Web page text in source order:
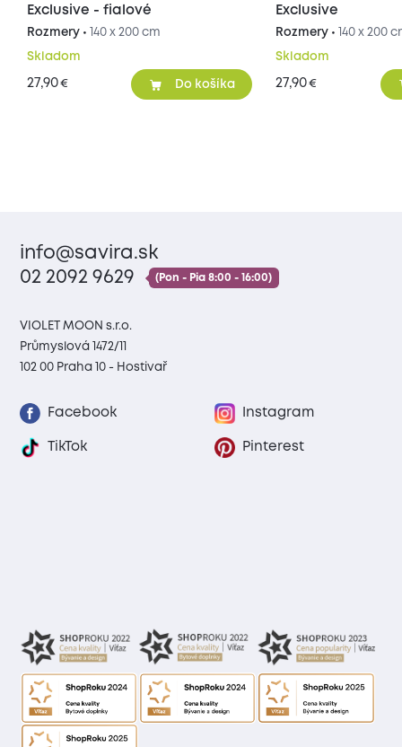
Exclusive - fialové
Rozmery • 140 x 200 cm
Skladom
27,90€ Do košíka
Exclusive
Rozmery • 140 x 200
Skladom
27,90€
info@savira.sk
02 2092 9629
(Pon - Pia 8:00 - 16:00)
VIOLET MOON s.r.o.
Průmyslová 1472/11
102 00 Praha 10 - Hostivař
Facebook Instagram
TikTok Pinterest